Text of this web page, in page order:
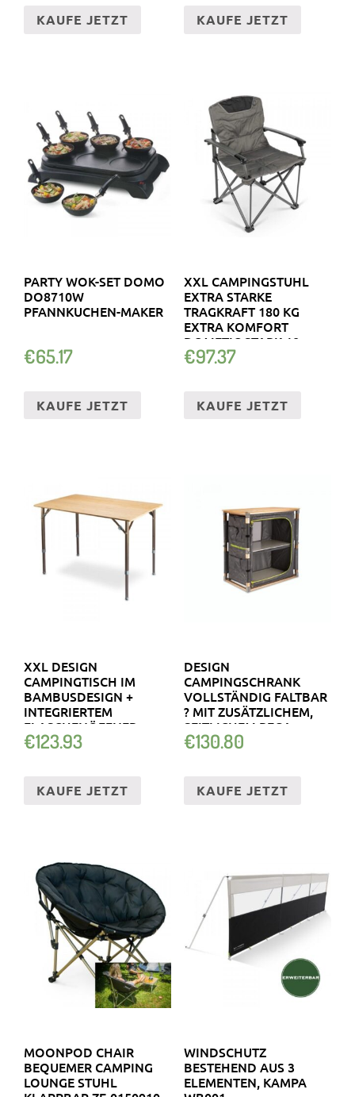
KAUFE JETZT KAUFE JETZT
PARTY WOK-SET DOMO
DO8710W
PFANNKUCHEN-MAKER
€65.17
KAUFE JETZT
XXL CAMPINGSTUHL
EXTRA STARKE
TRAGKRAFT 180 KG
EXTRA KOMFORT
DOMETIC STARK 18…
€97.37
KAUFE JETZT
XXL DESIGN
CAMPINGTISCH IM
BAMBUSDESIGN +
INTEGRIERTEM
FLASCHENÖFFNER
ZEMPIRE…
€123.93
KAUFE JETZT
DESIGN
CAMPINGSCHRANK
VOLLSTÄNDIG FALTBAR
? MIT ZUSÄTZLICHEM,
SEITLICHEM REGA…
€130.80
KAUFE JETZT
MOONPOD CHAIR
BEQUEMER CAMPING
LOUNGE STUHL
WINDSCHUTZ
BESTEHEND AUS 3
ELEMENTEN, KAMPA